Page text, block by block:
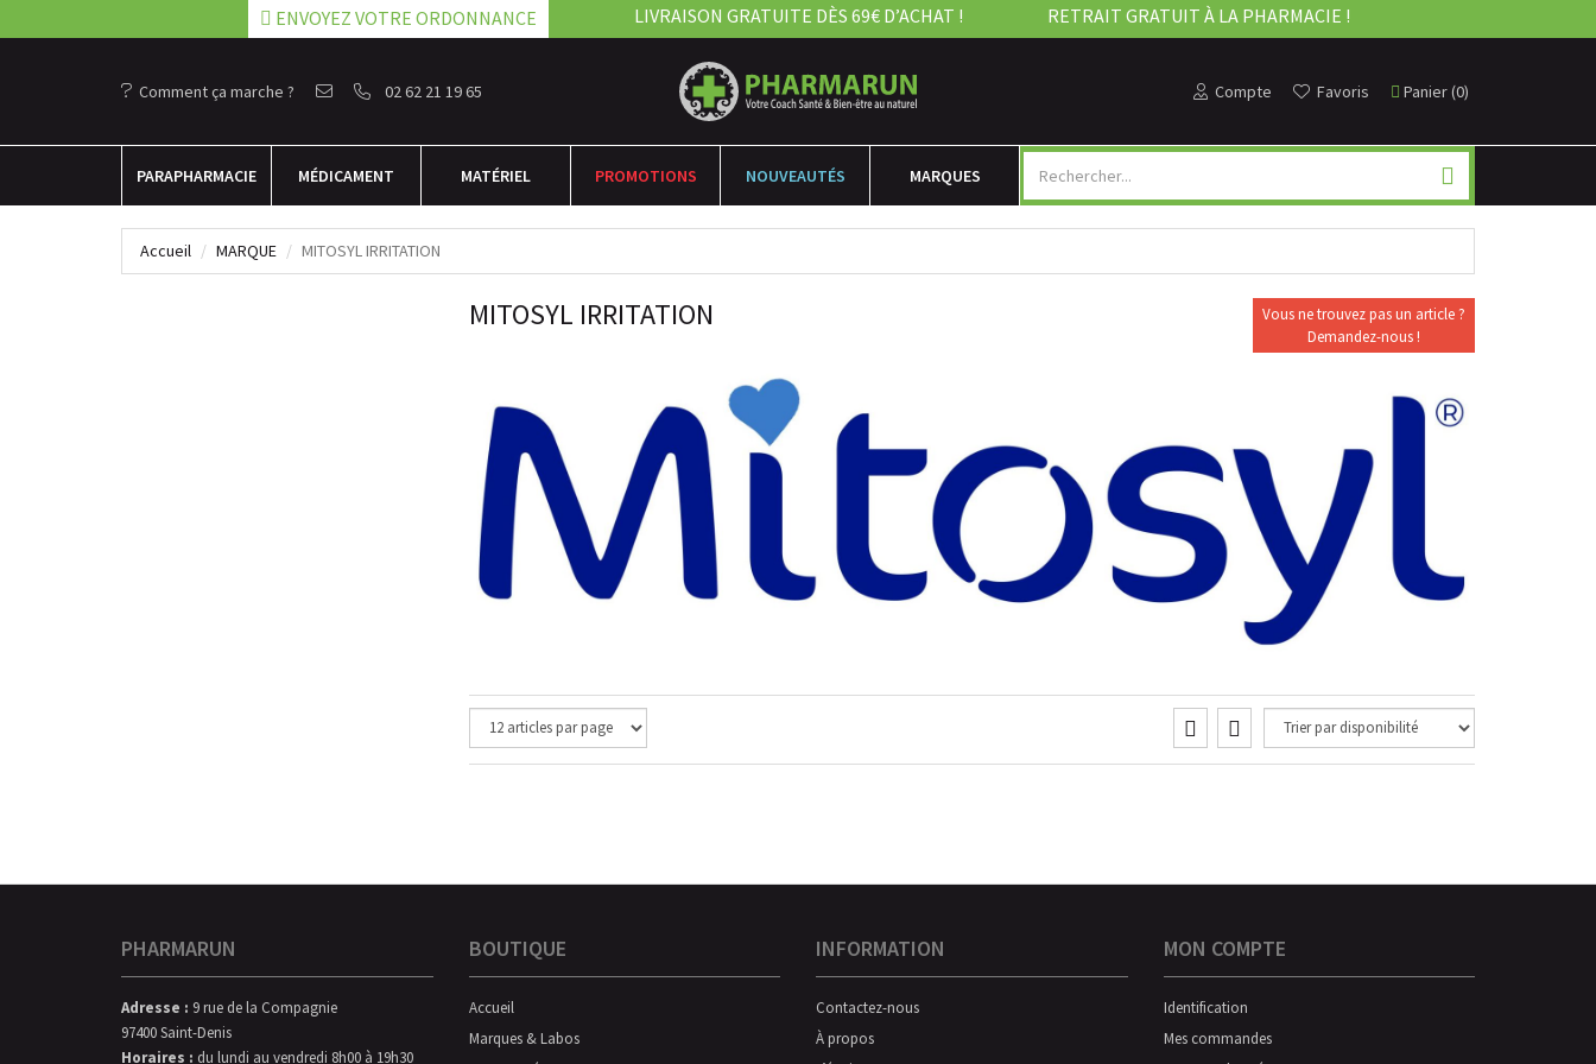
LIVRAISON GRATUITE DÈS 69€ D’ACHAT !
ENVOYEZ VOTRE ORDONNANCE RETRAIT GRATUIT À LA PHARMACIE !
Comment ça marche ? 02 62 21 19 65 Compte Favoris Panier(0)
PARAPHARMACIE MÉDICAMENT MATÉRIEL PROMOTIONS NOUVEAUTÉS MARQUES
Accueil MARQUE MITOSYL IRRITATION
Vous ne trouvez pas un article ?
Demandez-nous !
MITOSYL IRRITATION
PHARMARUN
Adresse : 9 rue de la Compagnie
97400 Saint-Denis
Horaires : du lundi au vendredi 8h00 à 19h30
BOUTIQUE
Accueil
Marques & Labos
INFORMATION
Contactez-nous
À propos
MON COMPTE
Identification
Mes commandes